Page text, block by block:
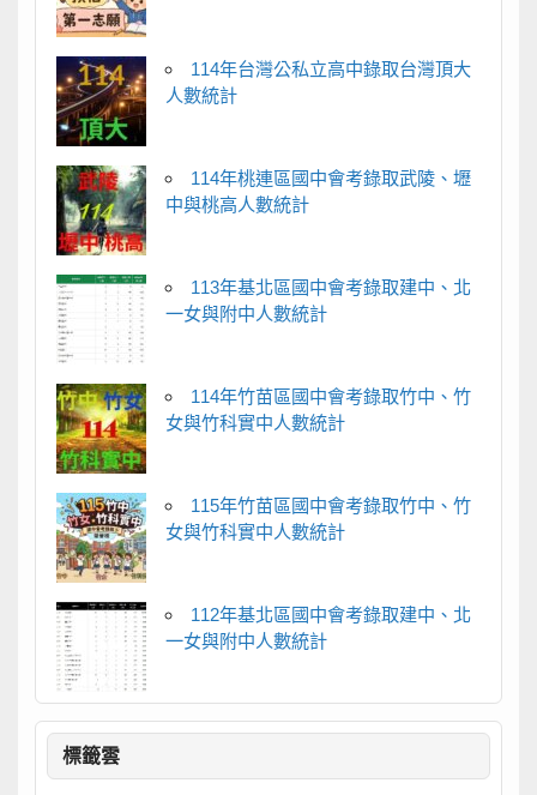
114年台灣公私立高中錄取台灣頂大
人數統計
114年桃連區國中會考錄取武陵、壢
中與桃高人數統計
113年基北區國中會考錄取建中、北
一女與附中人數統計
114年竹苗區國中會考錄取竹中、竹
女與竹科實中人數統計
115年竹苗區國中會考錄取竹中、竹
女與竹科實中人數統計
112年基北區國中會考錄取建中、北
一女與附中人數統計
標籤雲